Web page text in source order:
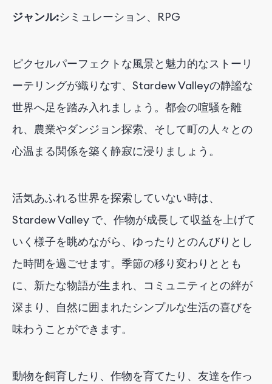
ジャンル:シミュレーション、RPG
ピクセルパーフェクトな風景と魅力的なストーリ
ーテリングが織りなす、Stardew Valleyの静謐な
世界へ足を踏み入れましょう。都会の喧騒を離
れ、農業やダンジョン探索、そして町の人々との
心温まる関係を築く静寂に浸りましょう。
活気あふれる世界を探索していない時は、
Stardew Valley で、作物が成長して収益を上げて
いく様子を眺めながら、ゆったりとのんびりとし
た時間を過ごせます。季節の移り変わりととも
に、新たな物語が生まれ、コミュニティとの絆が
深まり、自然に囲まれたシンプルな生活の喜びを
味わうことができます。
動物を飼育したり、作物を育てたり、友達を作っ